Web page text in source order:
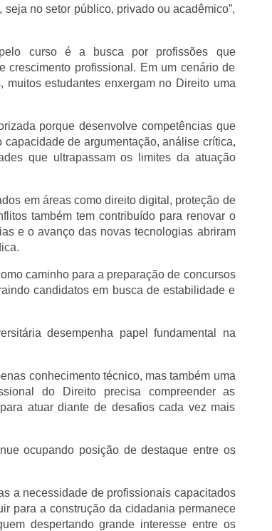
no setor público, privado ou acadêmico”,
curso é a busca por profissões que
crescimento profissional. Em um cenário de
muitos estudantes enxergam no Direito uma
porque desenvolve competências que
de argumentação, análise crítica,
que ultrapassam os limites da atuação
em áreas como direito digital, proteção de
também tem contribuído para renovar o
e o avanço das novas tecnologias abriram
caminho para a preparação de concursos
candidatos em busca de estabilidade e
desempenha papel fundamental na
conhecimento técnico, mas também uma
do Direito precisa compreender as
atuar diante de desafios cada vez mais
ocupando posição de destaque entre os
a necessidade de profissionais capacitados
para a construção da cidadania permanece
despertando grande interesse entre os